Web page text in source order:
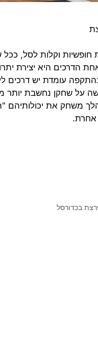
וקלות לסל,
הדרכים היא יצירת
עומדת יש דרכים
על שחקן נחשבת יותר
משחק את יכולותיהם
אחרת.
בכדורסל